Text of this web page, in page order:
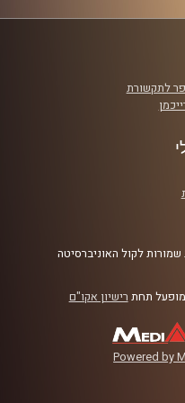
לתקשורת
לקול האוניברסיטה
תחת רישיון אקו"ם
Powered by